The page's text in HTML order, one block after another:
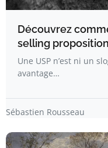
Découvrez
selling
Une USP n’est ni un
avantage…
Sébastien Rousseau